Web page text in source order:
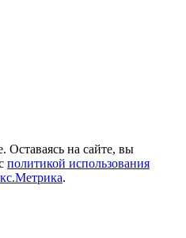
Оставаясь на сайте, вы
политикой использования
.